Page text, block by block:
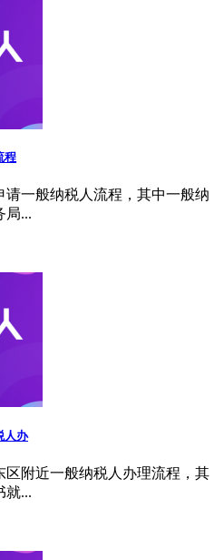
程
请一般纳税人流程，其中一般纳
局...
人办
区附近一般纳税人办理流程，其
就...